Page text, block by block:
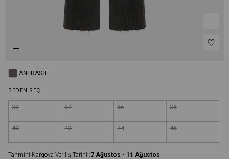
ANTRASIT
BEDEN SEÇ
32 34 36 38
40 42 44 46
Tahmini Kargoya Veriliş Tarihi :7 Ağustos - 11 Ağustos